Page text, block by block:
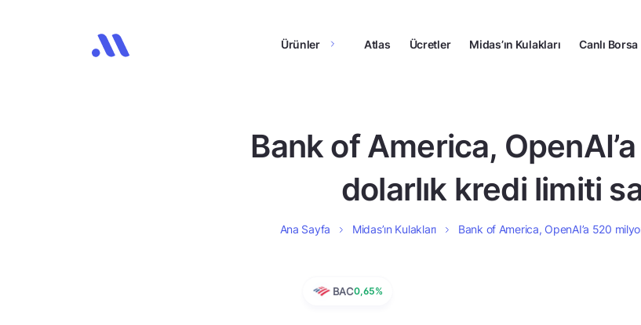
Ürünler Atlas Ücretler Midas’ın Kulakları Canlı Borsa
Bank of America,
dolarlık kredi limiti
Ana Sayfa Midas’ın Kulakları Bank of America, OpenAI’a 520
BAC0,65%